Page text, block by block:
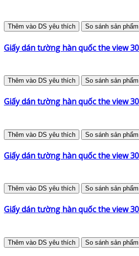
Thêm vào DS yêu thích So sánh sản
Giấy dán tường hàn quốc the view
Thêm vào DS yêu thích So sánh sản
Giấy dán tường hàn quốc the view
Thêm vào DS yêu thích So sánh sản
Giấy dán tường hàn quốc the view
Thêm vào DS yêu thích So sánh sản
Giấy dán tường hàn quốc the view
Thêm vào DS yêu thích So sánh sản